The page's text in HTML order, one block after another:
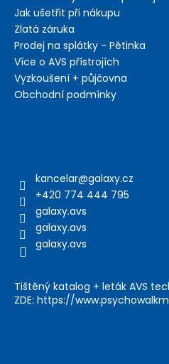
Jak ušetřit při nákupu
Zlatá záruka
Prodej na splátky - Pětinka
Více o AVS přístrojích
Vyzkoušení + půjčovna
Obchodní podmínky
kancelar@galaxy.cz
+420 774 444 795
galaxy.avs
galaxy.avs
galaxy.avs
Tištěný katalog + leták AVS
ZDE: https://